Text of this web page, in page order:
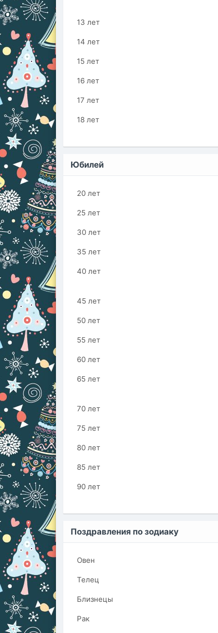
13 лет
14 лет
15 лет
16 лет
17 лет
18 лет
Юбилей
20 лет
25 лет
30 лет
35 лет
40 лет
45 лет
50 лет
55 лет
60 лет
65 лет
70 лет
75 лет
80 лет
85 лет
90 лет
Поздравления по зодиаку
Овен
Телец
Близнецы
Рак